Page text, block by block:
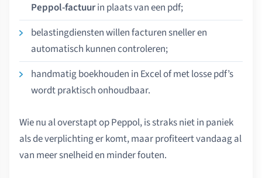
Peppol-factuurin plaats van een pdf;
belastingdiensten willen facturen sneller en
automatisch kunnen controleren;
handmatig boekhouden in Excel of met losse pdf’s
wordt praktisch onhoudbaar.
Wie nu al overstapt op Peppol, is straks niet in paniek
als de verplichting er komt, maar profiteert vandaag al
van meer snelheid en minder fouten.